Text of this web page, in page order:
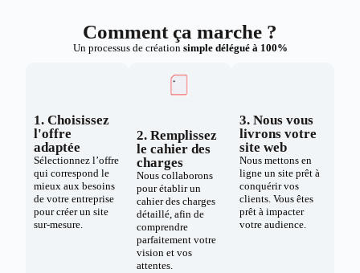
Comment ça marche ?
Un processus de création simple délégué à 100%
1. Choisissez
l'offre
adaptée
Sélectionnez l’offre
qui correspond le
mieux aux besoins
de votre entreprise
pour créer un site
sur-mesure.
2. Remplissez
le cahier des
charges
Nous collaborons
pour établir un
cahier des charges
détaillé, afin de
comprendre
parfaitement votre
vision et vos
attentes.
3. Nous vous
livrons votre
site web
Nous mettons en
ligne un site prêt à
conquérir vos
clients. Vous êtes
prêt à impacter
votre audience.